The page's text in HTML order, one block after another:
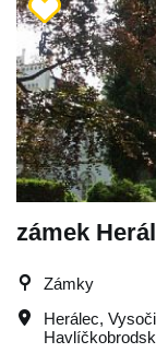
zámek
Zámky
Herálec,